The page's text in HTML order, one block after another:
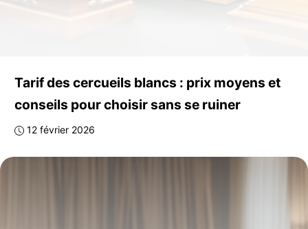
Tarif des cercueils blancs : prix moyens et
conseils pour choisir sans se ruiner
12 février 2026